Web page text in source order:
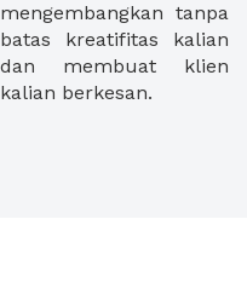
kalian berkesan.